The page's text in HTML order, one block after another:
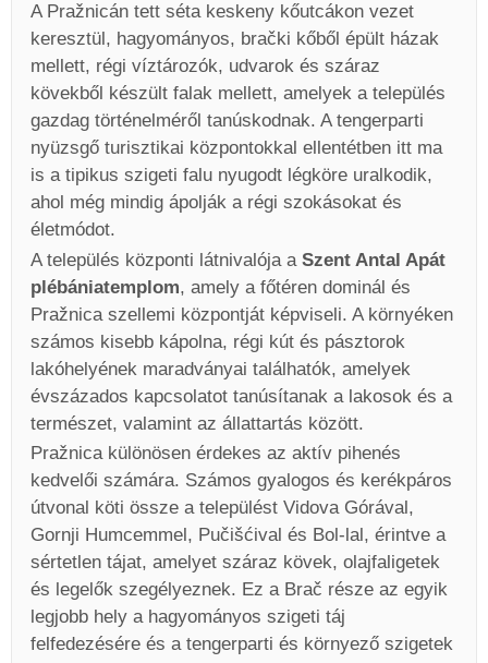
A Pražnicán tett séta keskeny kőutcákon vezet
keresztül, hagyományos, brački kőből épült házak
mellett, régi víztározók, udvarok és száraz
kövekből készült falak mellett, amelyek a település
gazdag történelméről tanúskodnak. A tengerparti
nyüzsgő turisztikai központokkal ellentétben itt ma
is a tipikus szigeti falu nyugodt légköre uralkodik,
ahol még mindig ápolják a régi szokásokat és
életmódot.
A település központi látnivalója a Szent Antal Apát
plébániatemplom, amely a főtéren dominál és
Pražnica szellemi központját képviseli. A környéken
számos kisebb kápolna, régi kút és pásztorok
lakóhelyének maradványai találhatók, amelyek
évszázados kapcsolatot tanúsítanak a lakosok és a
természet, valamint az állattartás között.
Pražnica különösen érdekes az aktív pihenés
kedvelői számára. Számos gyalogos és kerékpáros
útvonal köti össze a települést Vidova Górával,
Gornji Humcemmel, Pučišćival és Bol-lal, érintve a
sértetlen tájat, amelyet száraz kövek, olajfaligetek
és legelők szegélyeznek. Ez a Brač része az egyik
legjobb hely a hagyományos szigeti táj
felfedezésére és a tengerparti és környező szigetek